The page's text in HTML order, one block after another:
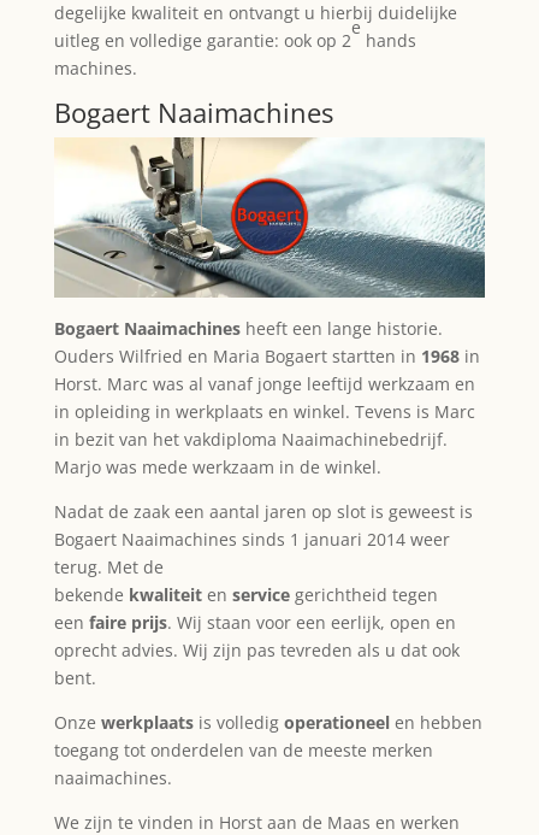
degelijke kwaliteit en ontvangt u hierbij duidelijke
uitleg en volledige garantie: ook op 2
e
hands
machines.
Bogaert Naaimachines
Bogaert Naaimachinesheeft een lange historie.
Ouders Wilfried en Maria Bogaert startten in 1968in
Horst. Marc was al vanaf jonge leeftijd werkzaam en
in opleiding in werkplaats en winkel. Tevens is Marc
in bezit van het vakdiploma Naaimachinebedrijf.
Marjo was mede werkzaam in de winkel.
Nadat de zaak een aantal jaren op slot is geweest is
Bogaert Naaimachines sinds 1 januari 2014 weer
terug. Met de
bekende kwaliteiten servicegerichtheid tegen
een faire prijs. Wij staan voor een eerlijk, open en
oprecht advies. Wij zijn pas tevreden als u dat ook
bent.
Onze werkplaatsis volledig operationeelen hebben
toegang tot onderdelen van de meeste merken
naaimachines.
We zijn te vinden in Horst aan de Maas en werken